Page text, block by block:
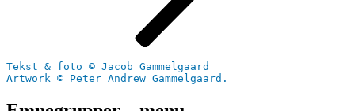
Tekst & foto © Jacob Gammelgaard
Artwork © Peter Andrew Gammelgaard.